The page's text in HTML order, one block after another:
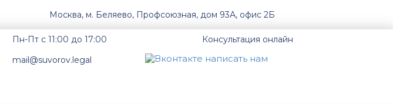
Москва, м. Беляево, Профсоюзная, дом 93А, офис 2Б
Пн-Пт с 11:00 до 17:00
mail@suvorov.legal
Консультация онлайн